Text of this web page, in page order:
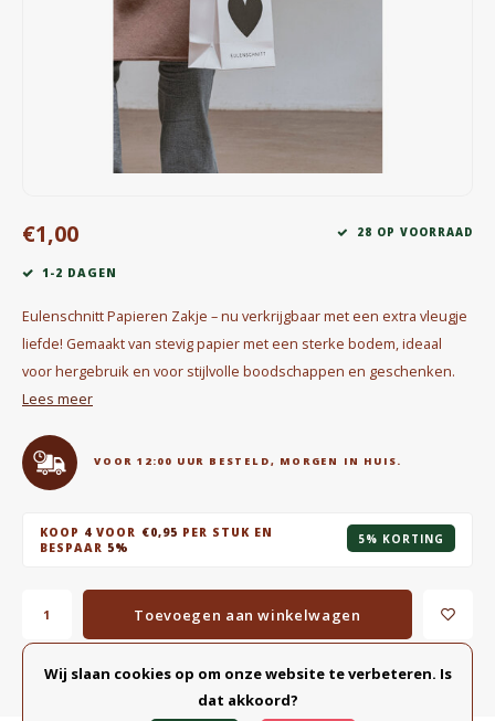
Chocolade, granola en Drankpoeders
Koffie Kàn merch
Gin
Outdoor accessoires
Happy stuff
€1,00 28 OP VOORRAAD
1-2 DAGEN
Eulenschnitt Papieren Zakje – nu verkrijgbaar met een extra vleugje
liefde! Gemaakt van stevig papier met een sterke bodem, ideaal
voor hergebruik en voor stijlvolle boodschappen en geschenken.
Lees meer
VOOR 12:00 UUR BESTELD, MORGEN IN HUIS.
KOOP 4 VOOR €0,95 PER STUK EN
BESPAAR 5%
5% KORTING
Toevoegen aan winkelwagen
Toevoegen aan vergelijking DELEN:
Wij slaan cookies op om onze website te verbeteren. Is
dat akkoord?